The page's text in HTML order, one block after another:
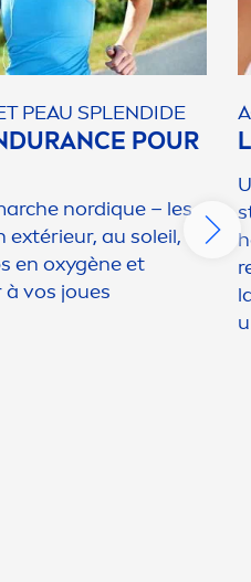
PEAU SPLENDIDE
POUR
nordique – les
extérieur, au soleil,
en oxygène et
vos joues